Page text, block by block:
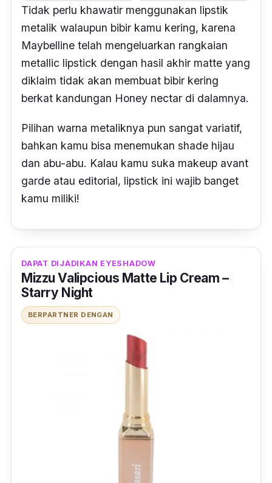
Tidak perlu khawatir menggunakan lipstik
metalik walaupun bibir kamu kering, karena
Maybelline telah mengeluarkan rangkaian
metallic lipstick dengan hasil akhir matte yang
diklaim tidak akan membuat bibir kering
berkat kandungan Honey nectar di dalamnya.
Pilihan warna metaliknya pun sangat variatif,
bahkan kamu bisa menemukan shade hijau
dan abu-abu. Kalau kamu suka makeup avant
garde atau editorial, lipstick ini wajib banget
kamu miliki!
DAPAT DIJADIKAN EYESHADOW
Mizzu Valipcious Matte Lip Cream –
Starry Night
BERPARTNER DENGAN